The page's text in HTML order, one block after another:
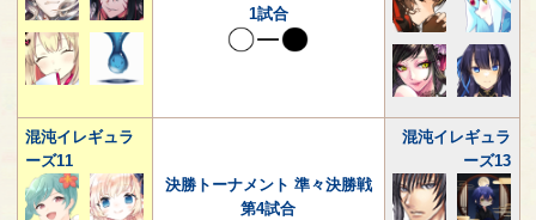
1試合
混沌イレギュラ
ーズ11
決勝トーナメント 準々決勝戦
第4試合
混沌イレギュラ
ーズ13